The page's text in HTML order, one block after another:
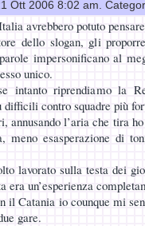
Ott 2006 8:02 am.
avrebbero potuto
dello slogan, gli
impersonificano al
unico.
intanto riprendiamo la
difficili contro squadre più
annusando l’aria che tira
meno esasperazione di
lavorato sulla testa dei
era un’esperienza
il Catania io counque mi
gare.